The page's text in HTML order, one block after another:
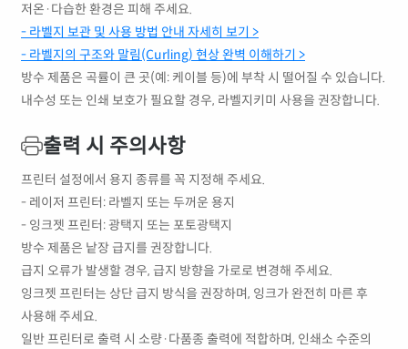
저온·다습한 환경은 피해 주세요.
- 라벨지 보관 및 사용 방법 안내 자세히 보기 >
- 라벨지의 구조와 말림(Curling) 현상 완벽 이해하기 >
방수 제품은 곡률이 큰 곳(예: 케이블 등)에 부착 시 떨어질 수 있습니다.
내수성 또는 인쇄 보호가 필요할 경우, 라벨지키미 사용을 권장합니다.
출력 시 주의사항
프린터 설정에서 용지 종류를 꼭 지정해 주세요.
- 레이저 프린터: 라벨지 또는 두꺼운 용지
- 잉크젯 프린터: 광택지 또는 포토광택지
방수 제품은 낱장 급지를 권장합니다.
급지 오류가 발생할 경우, 급지 방향을 가로로 변경해 주세요.
잉크젯 프린터는 상단 급지 방식을 권장하며, 잉크가 완전히 마른 후
사용해 주세요.
일반 프린터로 출력 시 소량·다품종 출력에 적합하며, 인쇄소 수준의